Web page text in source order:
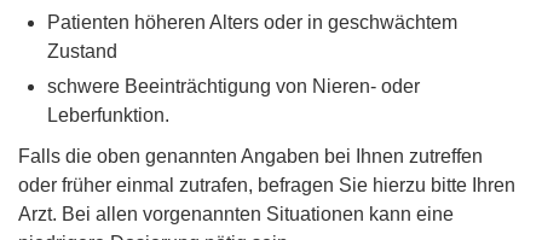
Patienten höheren Alters oder in geschwächtem
Zustand
schwere Beeinträchtigung von Nieren- oder
Leberfunktion.
Falls die oben genannten Angaben bei Ihnen zutreffen
oder früher einmal zutrafen, befragen Sie hierzu bitte Ihren
Arzt. Bei allen vorgenannten Situationen kann eine